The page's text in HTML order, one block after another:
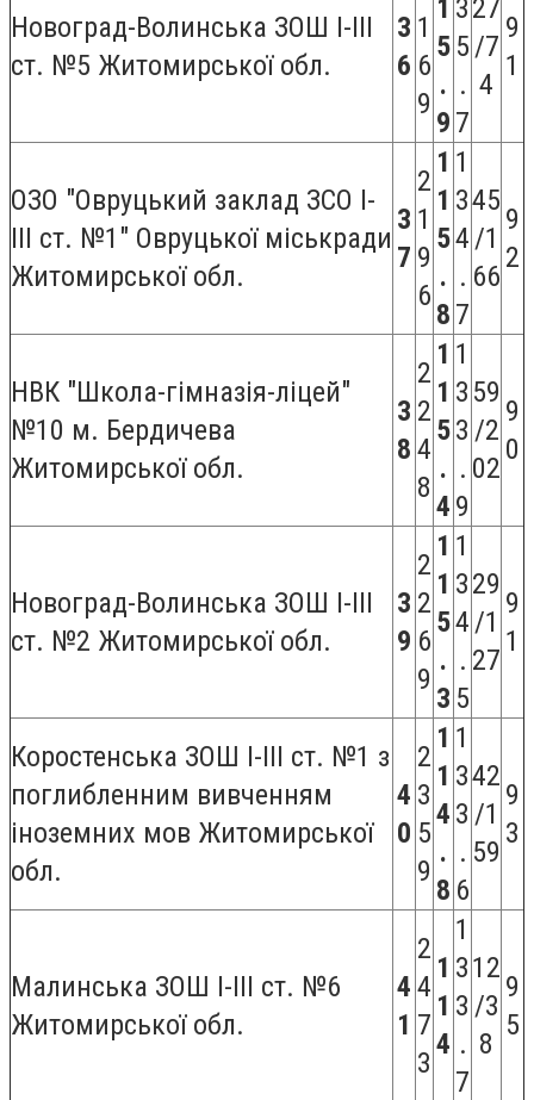
Новоград-Волинська ЗОШ І-ІІІ
ст. №5 Житомирської обл.
3
6
1
6
9
1
5
.
9
3
5
.
7
27
/7
4
9
1
ОЗО "Овруцький заклад ЗСО І-
ІІІ ст. №1" Овруцької міськради
Житомирської обл.
3
7
2
1
9
6
1
1
5
.
8
1
3
4
.
7
45
/1
66
9
2
НВК "Школа-гімназія-ліцей"
№10 м. Бердичева
Житомирської обл.
3
8
2
2
4
8
1
1
5
.
4
1
3
3
.
9
59
/2
02
9
0
Новоград-Волинська ЗОШ І-ІІІ
ст. №2 Житомирської обл.
3
9
2
2
6
9
1
1
5
.
3
1
3
4
.
5
29
/1
27
9
1
Коростенська ЗОШ I-III ст. №1 з
поглибленним вивченням
іноземних мов Житомирської
обл.
4
0
2
3
5
9
1
1
4
.
8
1
3
3
.
6
42
/1
59
9
3
Малинська ЗОШ I-III ст. №6
Житомирської обл.
4
1
2
4
7
3
1
1
4
1
3
3
.
7
12
/3
8
9
5